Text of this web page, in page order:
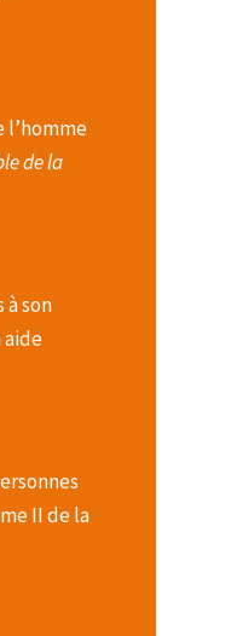
l’homme
de la
son
aide
II de la